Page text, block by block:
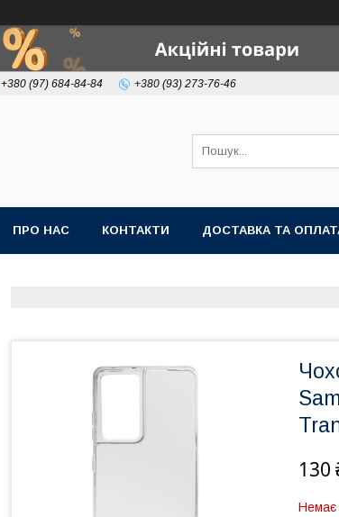
+380 (97) 684-84-84 +380 (93) 273-76-46
ПРО НАС КОНТАКТИ ДОСТАВКА ТА
130
Немає